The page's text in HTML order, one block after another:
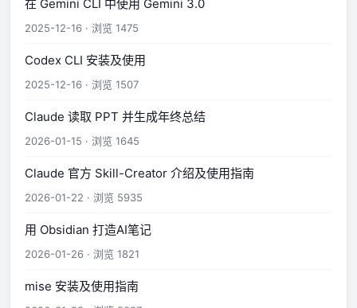
在 Gemini CLI 中使用 Gemini 3.0
2025-12-16 · 浏览 1475
Codex CLI 安装及使用
2025-12-16 · 浏览 1507
Claude 读取 PPT 并生成年终总结
2026-01-15 · 浏览 1645
Claude 官方 Skill-Creator 介绍及使用指南
2026-01-22 · 浏览 5935
用 Obsidian 打造AI笔记
2026-01-26 · 浏览 1821
mise 安装及使用指南